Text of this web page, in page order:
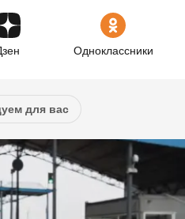
Одноклассники
для вас